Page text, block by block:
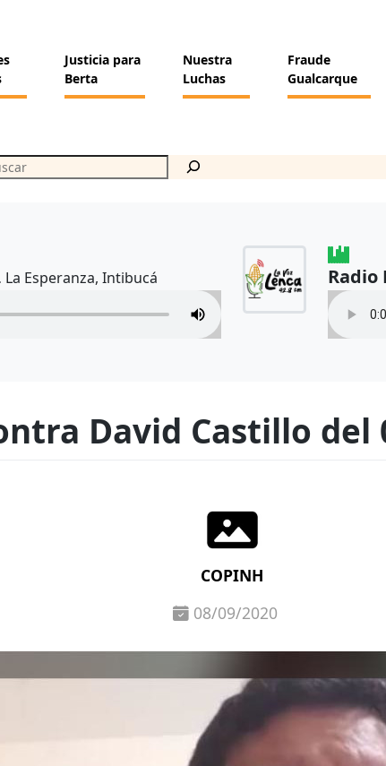
Justicia para
Berta
Nuestra
Luchas
Fraude
Gualcarque
. La Esperanza, Intibucá Radio
David Castillo del
COPINH
08/09/2020